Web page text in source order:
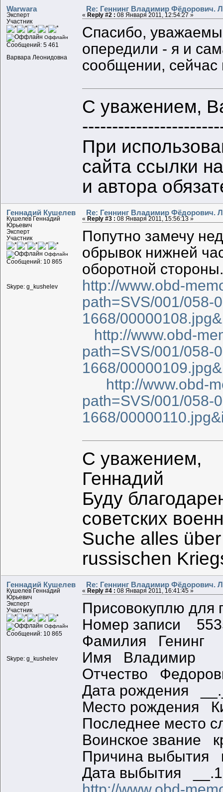
Warwara
Эксперт
Участник
Оффлайн
Сообщений: 5 461
Варвара Леонидовна
Re: Геннинг Владимир Фёдорович.
«Reply #2 : 08 Января 2011, 12:54:27 »
Спасибо,
опередили - я и
сообщении,
С уважением,
При
сайта ссылки
и автора
Геннадий Кушелев
Кушелев Геннадий
Юрьевич
Эксперт
Участник
Оффлайн
Сообщений: 10 865
Skype: g_kushelev
Re: Геннинг Владимир Фёдорович.
«Reply #3 : 08 Января 2011, 15:56:13 »
Попутно замечу
обрывок нижней
оборотной
http://www.obd-
path=SVS/001/058-
1668/
http://www.obd-
path=SVS/001/058-
1668/
http://www.obd-
path=SVS/001/058-
1668/
С уважением,
Геннадий
Буду
советских
Suche alles
russischen
Геннадий Кушелев
Кушелев Геннадий
Юрьевич
Эксперт
Участник
Оффлайн
Сообщений: 10 865
Skype: g_kushelev
Re: Геннинг Владимир Фёдорович.
«Reply #4 : 08 Января 2011, 16:41:45 »
Присовокуплю для
Номер записи
Фамилия Генинг
Имя Владимир
Отчество
Дата рождения
Место рождения
Последнее место
Воинское звание
Причина выбытия
Дата выбытия